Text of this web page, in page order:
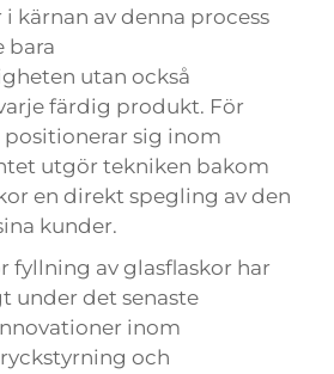
kärnan av denna process
bara
utan också
färdig produkt. För
sig inom
utgör tekniken bakom
en direkt spegling av den
kunder.
fyllning av glasflaskor har
under det senaste
inom
och